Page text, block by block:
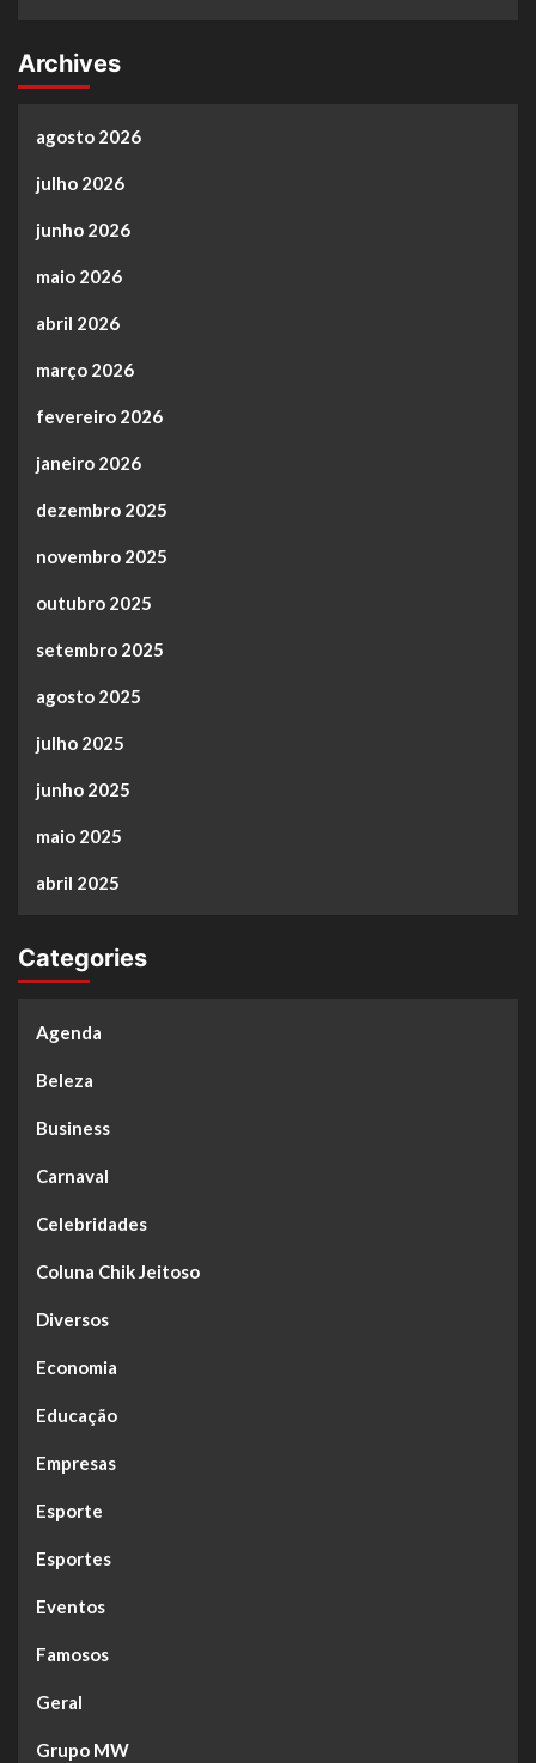
Archives
agosto 2026
julho 2026
junho 2026
maio 2026
abril 2026
março 2026
fevereiro 2026
janeiro 2026
dezembro 2025
novembro 2025
outubro 2025
setembro 2025
agosto 2025
julho 2025
junho 2025
maio 2025
abril 2025
Categories
Agenda
Beleza
Business
Carnaval
Celebridades
Coluna Chik Jeitoso
Diversos
Economia
Educação
Empresas
Esporte
Esportes
Eventos
Famosos
Geral
Grupo MW